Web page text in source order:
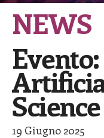
NEWS
Science
19 Giugno 2025